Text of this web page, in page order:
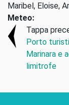
Maribel, Eloise,
Meteo:
Tappa
Porto
Marinara e
limitrofe